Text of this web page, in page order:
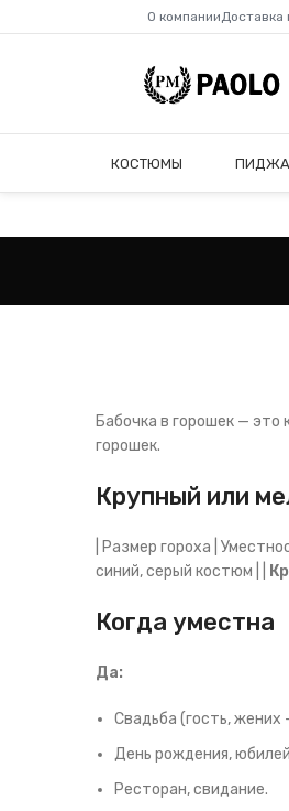
О компанииДоставка
КОСТЮМЫ
Бабочка в горошек — это
горошек.
Крупный или
| Размер гороха |
синий, серый костюм | |
Когда уместна
Да:
Свадьба (гость, жених
День рождения,
Ресторан, свидание.